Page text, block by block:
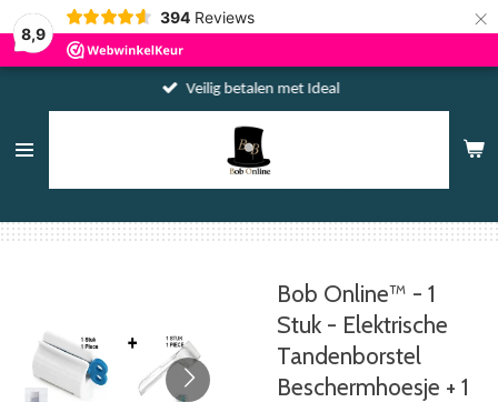
8,9
394 Reviews ×
Veilig betalen met Ideal
Bob Online™ - 1
Stuk - Elektrische
Tandenborstel
Beschermhoesje + 1